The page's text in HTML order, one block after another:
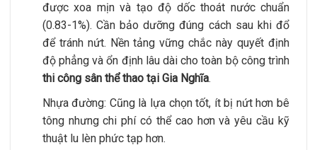
được xoa mịn và tạo độ dốc thoát nước chuẩn
(0.83-1%). Cần bảo dưỡng đúng cách sau khi đổ
để tránh nứt. Nền tảng vững chắc này quyết định
độ phẳng và ổn định lâu dài cho toàn bộ công trình
thi công sân thể thao tại Gia Nghĩa.
Nhựa đường: Cũng là lựa chọn tốt, ít bị nứt hơn bê
tông nhưng chi phí có thể cao hơn và yêu cầu kỹ
thuật lu lèn phức tạp hơn.